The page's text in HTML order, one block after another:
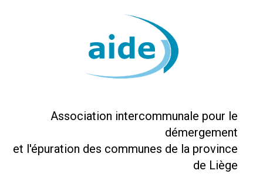
Association intercommunale pour le
démergement
et l'épuration des communes de la province
de Liège